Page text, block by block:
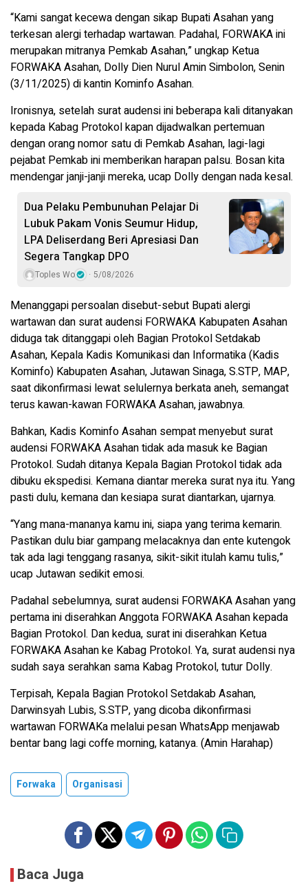
“Kami sangat kecewa dengan sikap Bupati Asahan yang
terkesan alergi terhadap wartawan. Padahal, FORWAKA ini
merupakan mitranya Pemkab Asahan,” ungkap Ketua
FORWAKA Asahan, Dolly Dien Nurul Amin Simbolon, Senin
(3/11/2025) di kantin Kominfo Asahan.
Ironisnya, setelah surat audensi ini beberapa kali ditanyakan
kepada Kabag Protokol kapan dijadwalkan pertemuan
dengan orang nomor satu di Pemkab Asahan, lagi-lagi
pejabat Pemkab ini memberikan harapan palsu. Bosan kita
mendengar janji-janji mereka, ucap Dolly dengan nada kesal.
Dua Pelaku Pembunuhan Pelajar Di
Lubuk Pakam Vonis Seumur Hidup,
LPA Deliserdang Beri Apresiasi Dan
Segera Tangkap DPO
Toples Wo 5/08/2026
Menanggapi persoalan disebut-sebut Bupati alergi
wartawan dan surat audensi FORWAKA Kabupaten Asahan
diduga tak ditanggapi oleh Bagian Protokol Setdakab
Asahan, Kepala Kadis Komunikasi dan Informatika (Kadis
Kominfo) Kabupaten Asahan, Jutawan Sinaga, S.STP, MAP,
saat dikonfirmasi lewat selulernya berkata aneh, semangat
terus kawan-kawan FORWAKA Asahan, jawabnya.
Bahkan, Kadis Kominfo Asahan sempat menyebut surat
audensi FORWAKA Asahan tidak ada masuk ke Bagian
Protokol. Sudah ditanya Kepala Bagian Protokol tidak ada
dibuku ekspedisi. Kemana diantar mereka surat nya itu. Yang
pasti dulu, kemana dan kesiapa surat diantarkan, ujarnya.
“Yang mana-mananya kamu ini, siapa yang terima kemarin.
Pastikan dulu biar gampang melacaknya dan ente kutengok
tak ada lagi tenggang rasanya, sikit-sikit itulah kamu tulis,”
ucap Jutawan sedikit emosi.
Padahal sebelumnya, surat audensi FORWAKA Asahan yang
pertama ini diserahkan Anggota FORWAKA Asahan kepada
Bagian Protokol. Dan kedua, surat ini diserahkan Ketua
FORWAKA Asahan ke Kabag Protokol. Ya, surat audensi nya
sudah saya serahkan sama Kabag Protokol, tutur Dolly.
Terpisah, Kepala Bagian Protokol Setdakab Asahan,
Darwinsyah Lubis, S.STP, yang dicoba dikonfirmasi
wartawan FORWAKa melalui pesan WhatsApp menjawab
bentar bang lagi coffe morning, katanya. (Amin Harahap)
Forwaka Organisasi
Baca Juga